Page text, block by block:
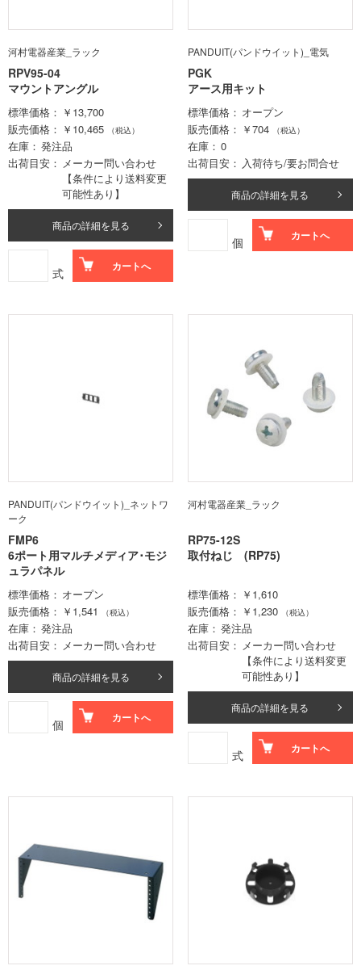
河村電器産業_ラック
RPV95-04
マウントアングル
標準価格
￥13,700
販売価格
￥10,465 （税込）
在庫
発注品
出荷目安
メーカー問い合わせ
【条件により送料変更
可能性あり】
商品の詳細を見る
式 カートへ
PANDUIT(パンドウイット)_電気
PGK
アース用キット
標準価格
オープン
販売価格
￥704 （税込）
在庫
0
出荷目安
入荷待ち/要お問合せ
商品の詳細を見る
個 カートへ
PANDUIT(パンドウイット)_ネットワ
ーク
FMP6
6ポート用マルチメディア･モジ
ュラパネル
標準価格
オープン
販売価格
￥1,541 （税込）
在庫
発注品
出荷目安
メーカー問い合わせ
商品の詳細を見る
個 カートへ
河村電器産業_ラック
RP75-12S
取付ねじ (RP75)
標準価格
￥1,610
販売価格
￥1,230 （税込）
在庫
発注品
出荷目安
メーカー問い合わせ
【条件により送料変更
可能性あり】
商品の詳細を見る
式 カートへ